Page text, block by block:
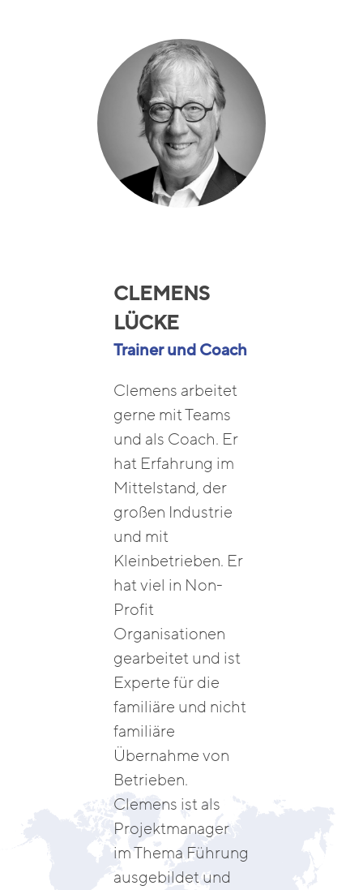
CLEMENS
LÜCKE
Trainer und Coach
Clemens arbeitet
gerne mit Teams
und als Coach. Er
hat Erfahrung im
Mittelstand, der
großen Industrie
und mit
Kleinbetrieben. Er
hat viel in Non-
Profit
Organisationen
gearbeitet und ist
Experte für die
familiäre und nicht
familiäre
Übernahme von
Betrieben.
Clemens ist als
Projektmanager
im Thema Führung
ausgebildet und